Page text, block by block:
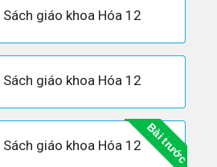
giáo khoa Hóa 12
giáo khoa Hóa 12
Bài trước
giáo khoa Hóa 12